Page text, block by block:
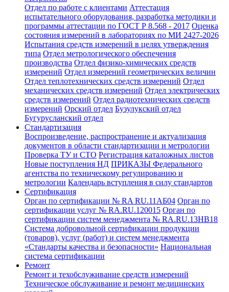
Отдел по работе с клиентами Аттестация
испытательного оборудования, разработка методики и
программы аттестации по ГОСТ Р 8.568 - 2017 Оценка
состояния измерений в лабораториях по МИ 2427-2026
Испытания средств измерений в целях утверждения
типа Отдел метрологического обеспечения
производства Отдел физико-химических средств
измерений Отдел измерений геометрических величин
Отдел теплотехнических средств измерений Отдел
механических средств измерений Отдел электрических
средств измерений Отдел радиотехнических средств
измерений Орский отдел Бузулукский отдел
Бугурусланский отдел
Стандартизация
Воспроизведение, распространение и актуализация
документов в области стандартизации и метрологии
Проверка ТУ и СТО Регистрация каталожных листов
Новые поступления НД ПРИКАЗЫ Федерального
агентства по техническому регулированию и
метрологии Календарь вступления в силу стандартов
Сертификация
Орган по сертификации № RA RU.11АБ04 Орган по
сертификации услуг № RA.RU.120015 Орган по
сертификации систем менеджмента № RA.RU.13HB18
Система добровольной сертификации продукции
(товаров), услуг (работ) и систем менеджмента
«Стандарты качества и безопасности» Национальная
система сертификации
Ремонт
Ремонт и техобслуживание средств измерений
Техническое обслуживание и ремонт медицинских